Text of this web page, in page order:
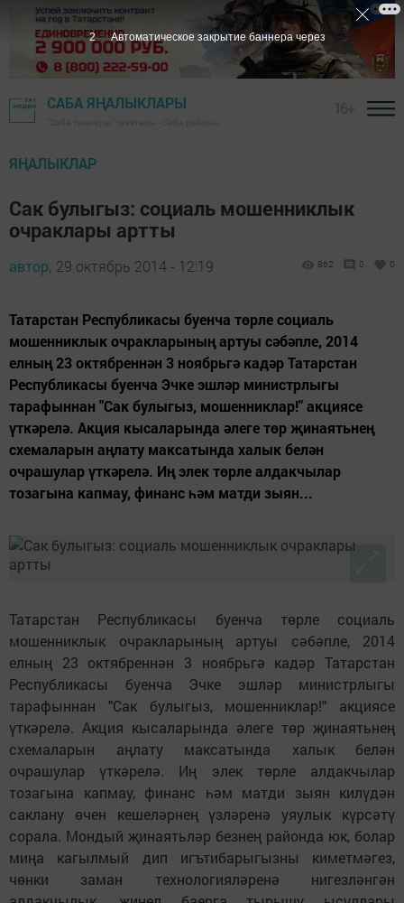
САБА ЯҢАЛЫКЛАРЫ
ЯҢАЛЫКЛАР
Сак булыгыз: социаль мошенниклык
очраклары артты
автор, 29 октябрь 2014 - 12:19 862 0 0
Татарстан Республикасы буенча төрле социаль
мошенниклык очракларының артуы сәбәпле, 2014
елның 23 октябреннән 3 ноябрьгә кадәр Татарстан
Республикасы буенча Эчке эшләр министрлыгы
тарафыннан "Сак булыгыз, мошенниклар!" акциясе
үткәрелә. Акция кысаларында әлеге төр җинаятьнең
схемаларын аңлату максатында халык белән
очрашулар үткәрелә. Иң элек төрле алдакчылар
тозагына капмау, финанс һәм матди зыян...
Татарстан Республикасы буенча төрле социаль
мошенниклык очракларының артуы сәбәпле, 2014
елның 23 октябреннән 3 ноябрьгә кадәр Татарстан
Республикасы буенча Эчке эшләр министрлыгы
тарафыннан "Сак булыгыз, мошенниклар!" акциясе
үткәрелә. Акция кысаларында әлеге төр җинаятьнең
схемаларын аңлату максатында халык белән
очрашулар үткәрелә. Иң элек төрле алдакчылар
тозагына капмау, финанс һәм матди зыян килүдән
саклану өчен кешеләрнең үзләренә уяулык күрсәтү
сорала. Мондый җинаятьләр безнең районда юк, болар
миңа кагылмый дип игътибарыгызны киметмәгез,
чөнки заман технологияләренә нигезләнгән
1 Автоматическое закрытие баннера через